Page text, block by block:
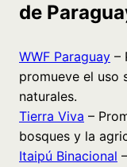
de
WWF Paraguay –
promueve el uso
naturales.
Tierra Viva –
bosques y la
Itaipú Binacional